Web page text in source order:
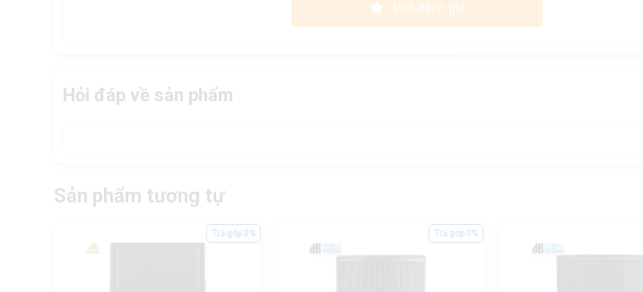
Viết đánh giá
Hỏi đáp về sản phẩm
Sản phẩm tương tự
Trả góp 0% Trả góp 0%